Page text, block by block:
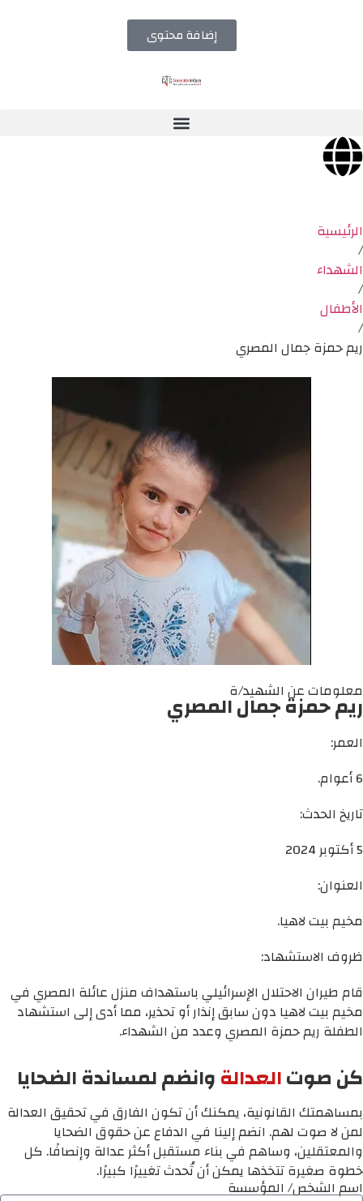
إضافة محتوى
الرئيسية
/
الشهداء
/
الأطفال
/
ريم حمزة جمال المصري
معلومات عن الشهيد/ة
ريم حمزة جمال المصري
العمر:
6 أعوام.
تاريخ الحدث:
5 أكتوبر 2024
العنوان:
مخيم بيت لاهيا.
ظروف الاستشهاد:
قام طيران الاحتلال الإسرائيلي باستهداف منزل عائلة المصري في
مخيم بيت لاهيا دون سابق إنذار أو تحذير، مما أدى إلى استشهاد
الطفلة ريم حمزة المصري وعدد من الشهداء.
كن صوتالعدالةوانضم لمساندة الضحايا
بمساهمتك القانونية، يمكنك أن تكون الفارق في تحقيق العدالة
لمن لا صوت لهم. انضم إلينا في الدفاع عن حقوق الضحايا
والمعتقلين، وساهم في بناء مستقبل أكثر عدالة وإنصافًا. كل
خطوة صغيرة تتخذها يمكن أن تُحدث تغييرًا كبيرًا.
اسم الشخص/ المؤسسة